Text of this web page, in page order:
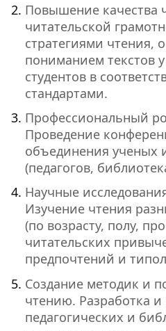
Повышение качества
читательской
стратегиями чтения,
пониманием текстов
студентов в
стандартами.
Профессиональный
Проведение
объединения ученых
(педагогов,
Научные
Изучение чтения
(по возрасту, полу,
читательских
предпочтений и
Создание методик и
чтению. Разработка и
педагогических и